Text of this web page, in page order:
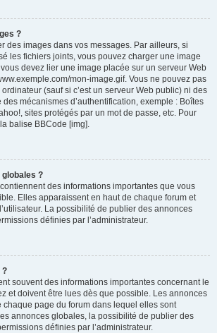
?
des images dans vos messages. Par ailleurs, si
les fichiers joints, vous pouvez charger une image
devez lier une image placée sur un serveur Web
mon-image.gif. Vous ne pouvez pas
(sauf si c’est un serveur Web public) ni des
mécanismes d’authentification, exemple : Boîtes
sites protégés par un mot de passe, etc. Pour
balise BBCode [img].
?
des informations importantes que vous
Elles apparaissent en haut de chaque forum et
La possibilité de publier des annonces
définies par l’administrateur.
?
souvent des informations importantes concernant le
et doivent être lues dès que possible. Les annonces
chaque page du forum dans lequel elles sont
annonces globales, la possibilité de publier des
définies par l’administrateur.